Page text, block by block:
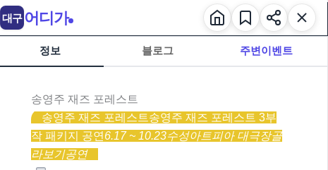
정보 블로그 주변이벤트
송영주 재즈 포레스트
송영주 재즈 포레스트송영주 재즈 포레스트 3부
작 패키지 공연 6.17 ~ 10.23수성아트피아 대극장골
라보기공연
대구 어디가